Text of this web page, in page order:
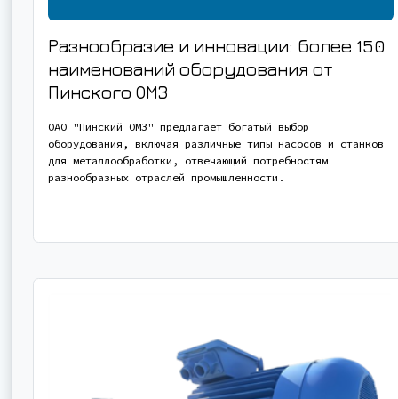
Разнообразие и инновации: более 150
наименований оборудования от
Пинского ОМЗ
ОАО "Пинский ОМЗ" предлагает богатый выбор
оборудования, включая различные типы насосов и станков
для металлообработки, отвечающий потребностям
разнообразных отраслей промышленности.